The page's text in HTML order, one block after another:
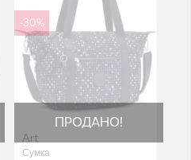
ПРОДАНО!
-30%
Art
Сумка